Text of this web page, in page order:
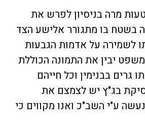
מרה בניסיון לפרש את
בשטח בו מתגורר אלישע הצד
לשמירה על אדמות הגבעות
יבין את התמונה הכוללת
גרים בבנימין וכל חייהם
בג"ץ יש לצמצם את
ע"י השב"כ ואנו מקווים כי